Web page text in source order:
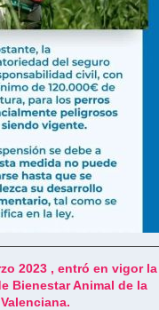
2023 , entró en vigor la
Bienestar Animal de la